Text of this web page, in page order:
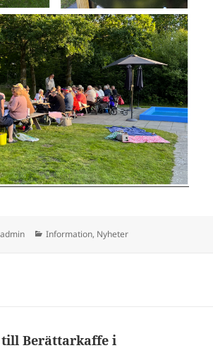
Författare
admin Kategorier
Information, Nyheter
Berättarkaffe i